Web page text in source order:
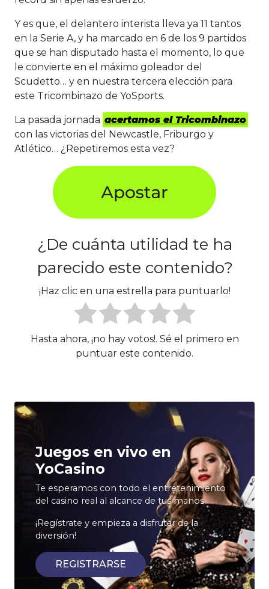
Y es que, el delantero interista lleva ya 11 tantos
en la Serie A, y ha marcado en 6 de los 9 partidos
que se han disputado hasta el momento, lo que
le convierte en el máximo goleador del
Scudetto… y en nuestra tercera elección para
este Tricombinazo de YoSports.
La pasada jornada acertamos el Tricombinazo
con las victorias del Newcastle, Friburgo y
Atlético… ¿Repetiremos esta vez?
¿De cuánta utilidad te ha
parecido este contenido?
¡Haz clic en una estrella para puntuarlo!
Hasta ahora, ¡no hay votos!. Sé el primero en
puntuar este contenido.
Juegos en vivo en
YoCasino
Te esperamos con todo el entretenimiento
del casino real al alcance de tus manos.
¡Regístrate y empieza a disfrutar de la
diversión!
REGISTRARSE